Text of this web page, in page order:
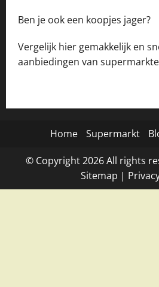
Ben je ook een koopjes jager?
Vergelijk hier gemakkelijk en
aanbiedingen van
Home Supermarkt
© Copyright2026All rights
Sitemap |